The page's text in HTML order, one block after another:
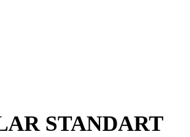
STANDART